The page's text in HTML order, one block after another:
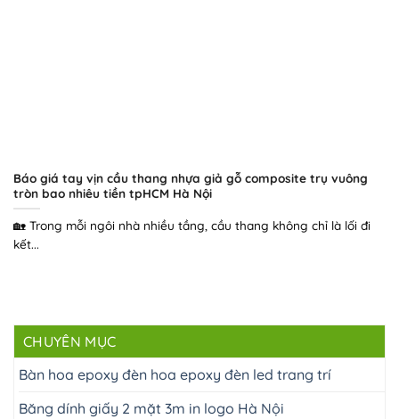
Báo giá tay vịn cầu thang nhựa giả gỗ composite trụ vuông
tròn bao nhiêu tiền tpHCM Hà Nội
🏡 Trong mỗi ngôi nhà nhiều tầng, cầu thang không chỉ là lối đi
kết...
CHUYÊN MỤC
Bàn hoa epoxy đèn hoa epoxy đèn led trang trí
Băng dính giấy 2 mặt 3m in logo Hà Nội